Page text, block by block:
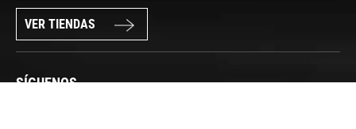
VER TIENDAS
SÍGUENOS